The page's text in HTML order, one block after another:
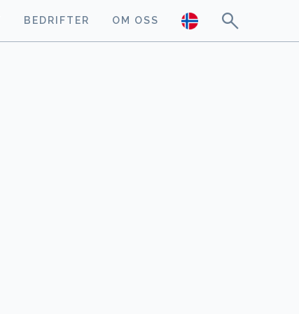
BEDRIFTER OM OSS